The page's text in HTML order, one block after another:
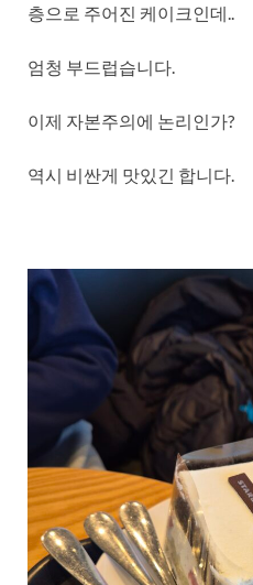
층으로 주어진 케이크인데..
엄청 부드럽습니다.
이제 자본주의에 논리인가?
역시 비싼게 맛있긴 합니다.